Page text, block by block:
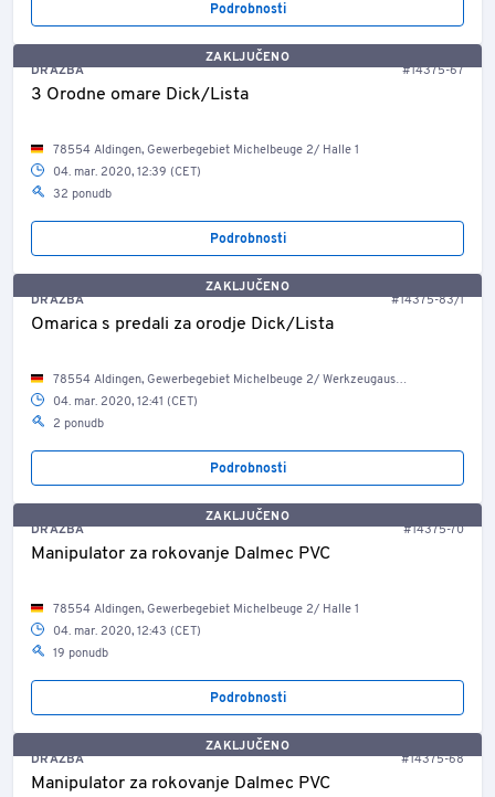
Podrobnosti
ZAKLJUČENO
DRAŽBA
#14375-67
3 Orodne omare Dick/Lista
78554 Aldingen, Gewerbegebiet Michelbeuge 2/ Halle 1
04. mar. 2020, 12:39 (CET)
32 ponudb
Podrobnosti
ZAKLJUČENO
DRAŽBA
#14375-83/1
Omarica s predali za orodje Dick/Lista
78554 Aldingen, Gewerbegebiet Michelbeuge 2/ Werkzeugausgabe
04. mar. 2020, 12:41 (CET)
2 ponudb
Podrobnosti
ZAKLJUČENO
DRAŽBA
#14375-70
Manipulator za rokovanje Dalmec PVC
78554 Aldingen, Gewerbegebiet Michelbeuge 2/ Halle 1
04. mar. 2020, 12:43 (CET)
19 ponudb
Podrobnosti
ZAKLJUČENO
DRAŽBA
#14375-68
Manipulator za rokovanje Dalmec PVC